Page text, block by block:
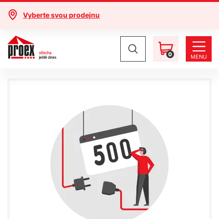
Vyberte svou prodejnu
0 MENU